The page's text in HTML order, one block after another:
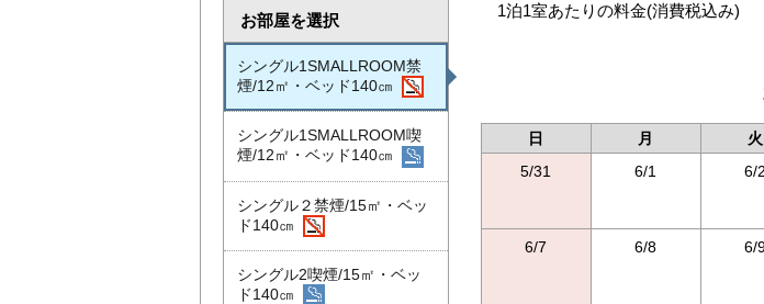
お部屋を選択
シングル1SMALLROOM禁
煙/12㎡・ベッド140㎝
シングル1SMALLROOM喫
煙/12㎡・ベッド140㎝
シングル２禁煙/15㎡・ベッ
ド140㎝
シングル2喫煙/15㎡・ベッ
ド140㎝
1泊1室あたりの料金(消費税込み)
日 月 火
5/31
6/1 6/2
6/7 6/8 6/